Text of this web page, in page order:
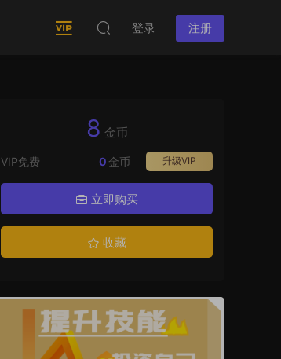
登录 注册
8 金币
VIP免费 升级VIP
0 金币
立即购买
收藏